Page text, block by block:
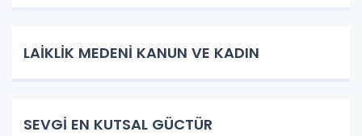
LAİKLİK MEDENİ KANUN VE KADIN
SEVGİ EN KUTSAL GÜCTÜR